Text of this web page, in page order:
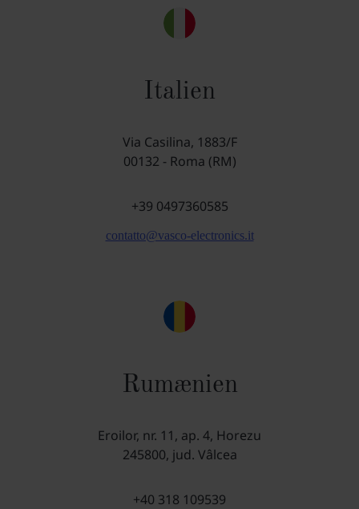
Italien
Via Casilina, 1883/F
00132 - Roma (RM)
+39 0497360585
contatto@vasco-electronics.it
Rumænien
Eroilor, nr. 11, ap. 4, Horezu
245800, jud. Vâlcea
+40 318 109539